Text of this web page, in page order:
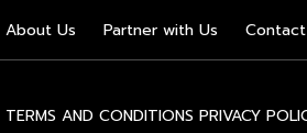
ในแวดวงธุรกิจต่อไปได้ไม่ยาก และเหตุ
การเข้าถึงแหล่งเงินทุนได้ง่ายกว่าธุรกิจทั่
ใหญ่ให้ความไว้วางใจและอนุมัติสินเชื่อแ
Optimization ด้วย AI แต่ต้องย้ำว่าเครื่
กลยุทธ์” […]
About Us Partner with Us
TERMS AND CONDITIONS PRIVACY